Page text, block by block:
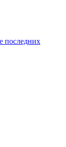
последних